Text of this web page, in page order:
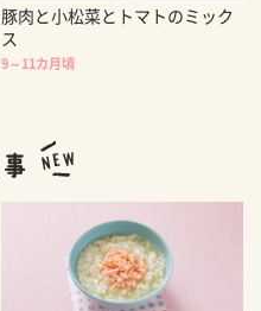
豚肉と小松菜とトマトのミック
ス
9～11カ月頃